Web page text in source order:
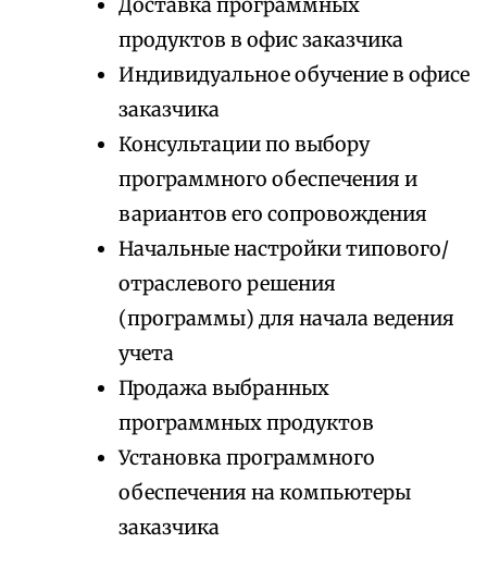
Доставка программных
продуктов в офис заказчика
Индивидуальное обучение в офисе
заказчика
Консультации по выбору
программного обеспечения и
вариантов его сопровождения
Начальные настройки типового/
отраслевого решения
(программы) для начала ведения
учета
Продажа выбранных
программных продуктов
Установка программного
обеспечения на компьютеры
заказчика